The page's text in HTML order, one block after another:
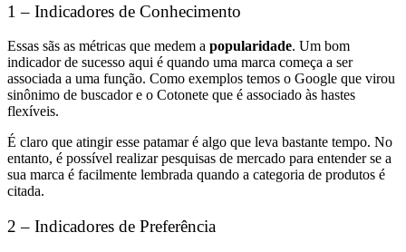
1 – Indicadores de Conhecimento
Essas sãs as métricas que medem a popularidade. Um bom
indicador de sucesso aqui é quando uma marca começa a ser
associada a uma função. Como exemplos temos o Google que virou
sinônimo de buscador e o Cotonete que é associado às hastes
flexíveis.
É claro que atingir esse patamar é algo que leva bastante tempo. No
entanto, é possível realizar pesquisas de mercado para entender se a
sua marca é facilmente lembrada quando a categoria de produtos é
citada.
2 – Indicadores de Preferência